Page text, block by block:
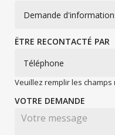
ËTRE RECONTACTÉ PAR
Veuillez remplir les champs
VOTRE DEMANDE